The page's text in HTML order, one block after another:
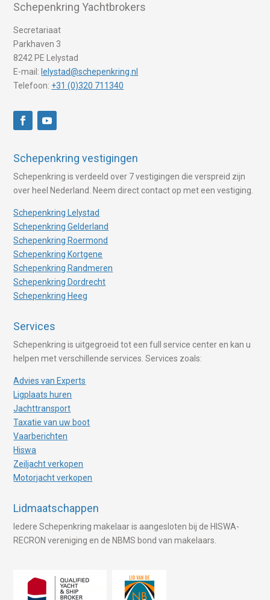
Schepenkring Yachtbrokers
Secretariaat
Parkhaven 3
8242 PE Lelystad
E-mail: lelystad@schepenkring.nl
Telefoon: +31 (0)320 711340
Schepenkring vestigingen
Schepenkring is verdeeld over 7 vestigingen die verspreid zijn
over heel Nederland. Neem direct contact op met een vestiging.
Schepenkring Lelystad
Schepenkring Gelderland
Schepenkring Roermond
Schepenkring Kortgene
Schepenkring Randmeren
Schepenkring Dordrecht
Schepenkring Heeg
Services
Schepenkring is uitgegroeid tot een full service center en kan u
helpen met verschillende services. Services zoals:
Advies van Experts
Ligplaats huren
Jachttransport
Taxatie van uw boot
Vaarberichten
Hiswa
Zeiljacht verkopen
Motorjacht verkopen
Lidmaatschappen
Iedere Schepenkring makelaar is aangesloten bij de HISWA-
RECRON vereniging en de NBMS bond van makelaars.